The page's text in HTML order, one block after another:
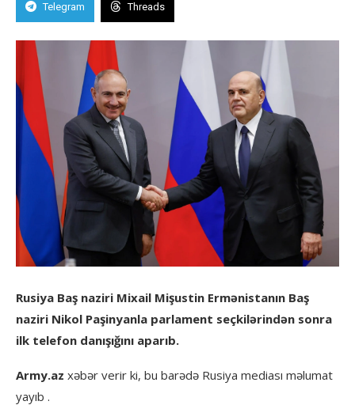
Telegram Threads
Rusiya Baş naziri Mixail Mişustin Ermənistanın Baş
naziri Nikol Paşinyanla parlament seçkilərindən sonra
ilk telefon danışığını aparıb.
Army.az xəbər verir ki, bu barədə Rusiya mediası məlumat
yayıb .